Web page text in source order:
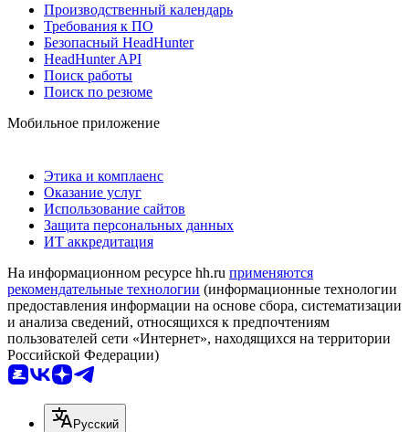
Производственный календарь
Требования к ПО
Безопасный HeadHunter
HeadHunter API
Поиск работы
Поиск по резюме
Мобильное приложение
Этика и комплаенс
Оказание услуг
Использование сайтов
Защита персональных данных
ИТ аккредитация
На информационном ресурсе hh.ru применяются
рекомендательные технологии (информационные технологии
предоставления информации на основе сбора, систематизации
и анализа сведений, относящихся к предпочтениям
пользователей сети «Интернет», находящихся на территории
Российской Федерации)
Русский